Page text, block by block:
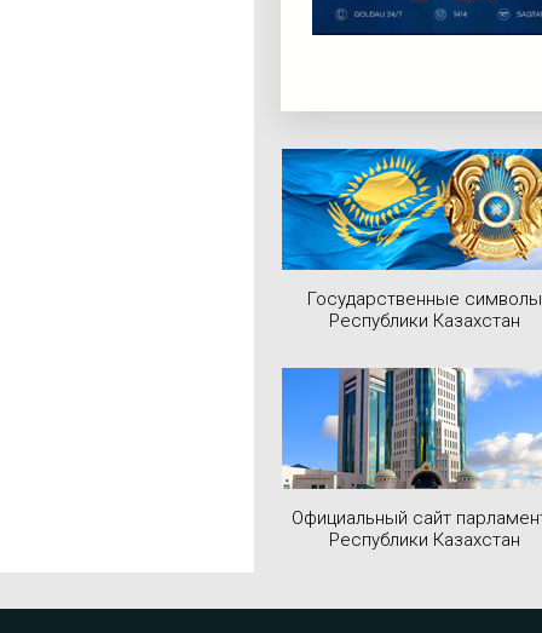
Государственные символы
Республики Казахстан
Официальный сайт
Республики Казахстан